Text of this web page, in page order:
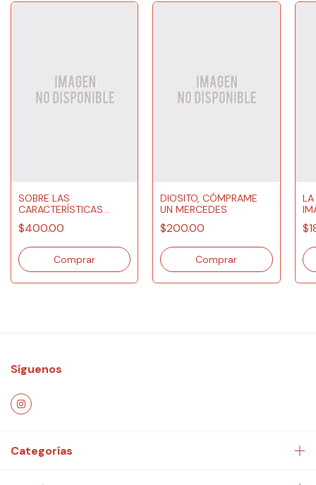
SOBRE LAS
CARACTERÍSTICAS
EXTERNAS DE TRES
COLORES
$400.00
DIOSITO, CÓMPRAME
UN MERCEDES
$200.00
Síguenos
Categorías